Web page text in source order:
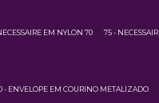
EM NYLON 70 75 -
- ENVELOPE EM COURINO METALIZADO